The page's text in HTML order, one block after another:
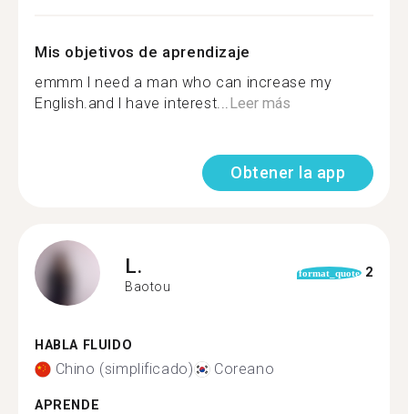
Mis objetivos de aprendizaje
emmm l need a man who can increase my
English.and l have interest... Leer más
Obtener la app
L.
Baotou
format_quote 2
HABLA FLUIDO
Chino (simplificado) Coreano
APRENDE